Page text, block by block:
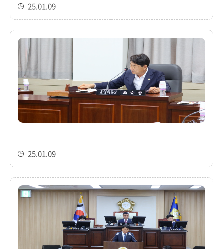
25.01.09
25.01.09